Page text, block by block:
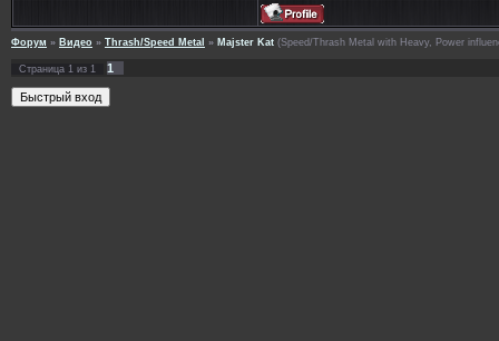
Форум » Видео » Thrash/Speed Metal » Majster Kat (Speed/Thrash Metal with Heavy, Power
Страница 1 из 1 1